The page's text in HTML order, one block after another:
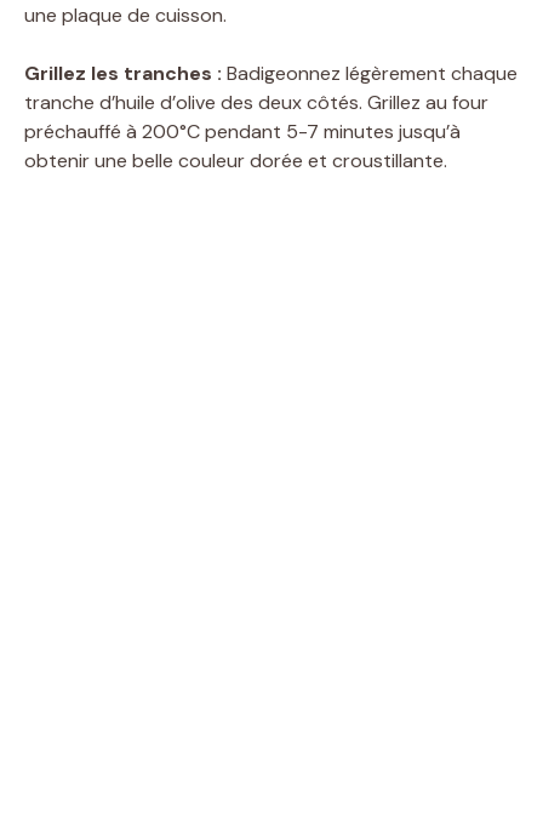
une plaque de cuisson.
Grillez les tranches : Badigeonnez légèrement chaque
tranche d’huile d’olive des deux côtés. Grillez au four
préchauffé à 200°C pendant 5-7 minutes jusqu’à
obtenir une belle couleur dorée et croustillante.